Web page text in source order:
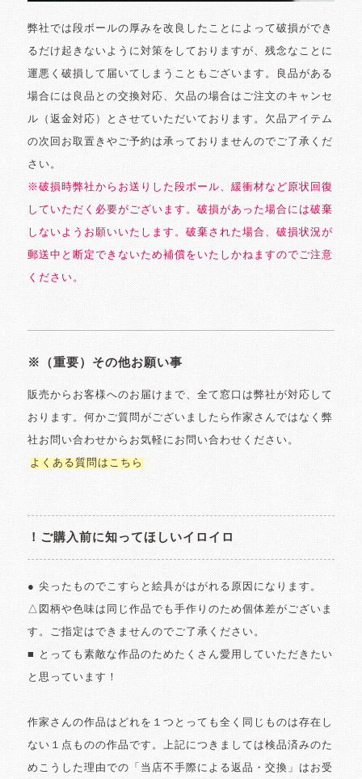
弊社では段ボールの厚みを改良したことによって破損ができ
るだけ起きないように対策をしておりますが、残念なことに
運悪く破損して届いてしまうこともございます。良品がある
場合には良品との交換対応、欠品の場合はご注文のキャンセ
ル（返金対応）とさせていただいております。欠品アイテム
の次回お取置きやご予約は承っておりませんのでご了承くだ
さい。
※破損時弊社からお送りした段ボール、緩衝材など原状回復
していただく必要がございます。破損があった場合には破棄
しないようお願いいたします。破棄された場合、破損状況が
郵送中と断定できないため補償をいたしかねますのでご注意
ください。
※（重要）その他お願い事
販売からお客様へのお届けまで、全て窓口は弊社が対応して
おります。何かご質問がございましたら作家さんではなく弊
社お問い合わせからお気軽にお問い合わせください。
よくある質問はこちら
！ご購入前に知ってほしいイロイロ
● 尖ったものでこすらと絵具がはがれる原因になります。
△図柄や色味は同じ作品でも手作りのため個体差がございま
す。ご指定はできませんのでご了承ください。
■ とっても素敵な作品のためたくさん愛用していただきたい
と思っています！
作家さんの作品はどれを１つとっても全く同じものは存在し
ない１点ものの作品です。上記につきましては検品済みのた
めこうした理由での「当店不手際による返品・交換」はお受